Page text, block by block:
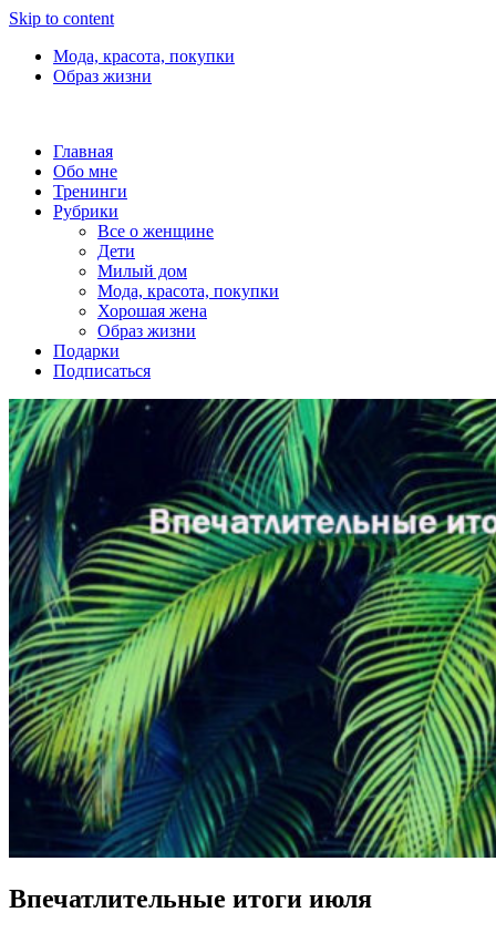
Skip to content
Мода, красота, покупки
Образ жизни
Главная
Обо мне
Тренинги
Рубрики
Все о женщине
Дети
Милый дом
Мода, красота, покупки
Хорошая жена
Образ жизни
Подарки
Подписаться
Впечатлительные итоги июля